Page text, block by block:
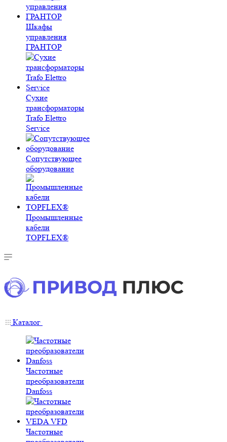
Шкафы
управления
ГРАНТОР
Сухие
трансформаторы
Trafo Elettro
Service
Сопутствующее
оборудование
Промышленные
кабели
TOPFLEX®
Каталог
Частотные
преобразователи
Danfoss
Частотные